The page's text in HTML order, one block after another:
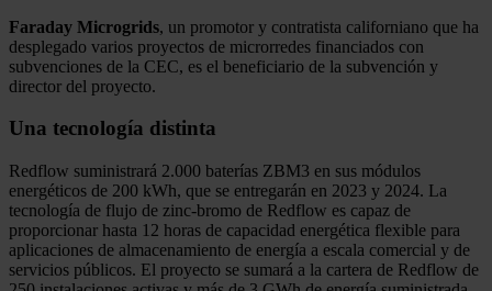
Faraday Microgrids, un promotor y contratista californiano que ha
desplegado varios proyectos de microrredes financiados con
subvenciones de la CEC, es el beneficiario de la subvención y
director del proyecto.
Una tecnología distinta
Redflow suministrará 2.000 baterías ZBM3 en sus módulos
energéticos de 200 kWh, que se entregarán en 2023 y 2024. La
tecnología de flujo de zinc-bromo de Redflow es capaz de
proporcionar hasta 12 horas de capacidad energética flexible para
aplicaciones de almacenamiento de energía a escala comercial y de
servicios públicos. El proyecto se sumará a la cartera de Redflow de